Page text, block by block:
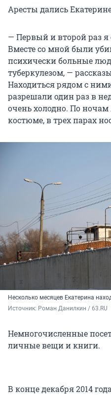
Аресты дались
— Первый и второй раз я
Вместе со мной были
психически больные
туберкулезом, —
Находиться рядом с
разрешали один раз в
очень холодно. По
костюме, в трех парах
Несколько месяцев Екатерина
Источник: Роман Данилкин / 63.RU
Немногочисленные
личные вещи и книги.
В конце декабря 2014